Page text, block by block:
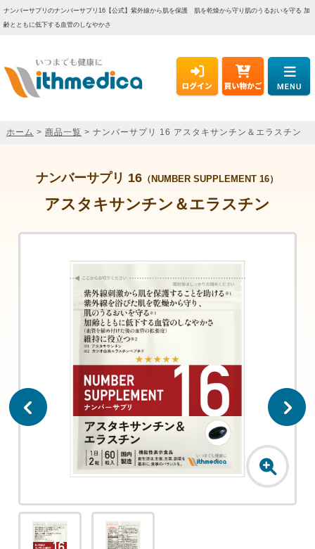
ナンバーサプリのナンバーサプリ16【公式】紫外線から肌を保護 肌を乾燥から守り肌のうるおいを守る 加
齢とともに低下する血管のしなやかさ
ホーム > 商品一覧 > ナンバーサプリ 16 アスタキサンチン＆エラスチン
ナンバーサプリ 16 （NUMBER SUPPLEMENT 16）
アスタキサンチン＆エラスチン